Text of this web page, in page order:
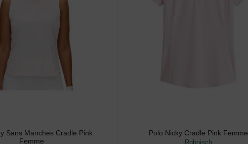
Sans Manches Cradle Pink
Femme
Polo Nicky Cradle Pink Femme
Rohnisch